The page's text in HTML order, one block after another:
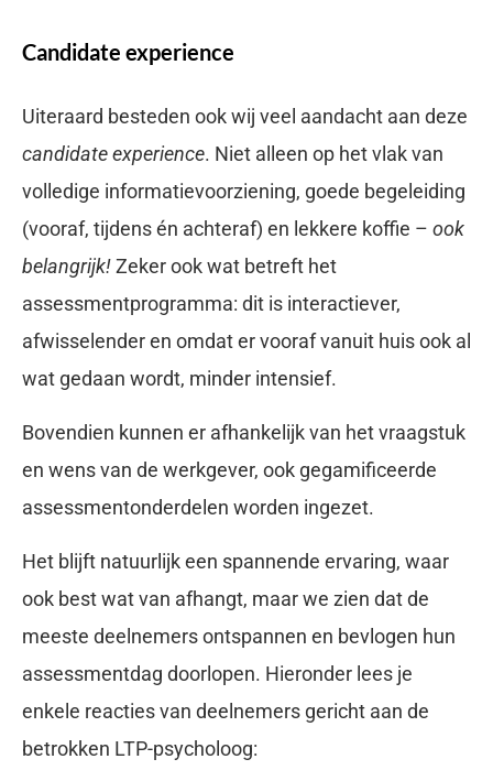
Candidate experience
Uiteraard besteden ook wij veel aandacht aan deze
candidate experience. Niet alleen op het vlak van
volledige informatievoorziening, goede begeleiding
(vooraf, tijdens én achteraf) en lekkere koffie – ook
belangrijk!Zeker ook wat betreft het
assessmentprogramma: dit is interactiever,
afwisselender en omdat er vooraf vanuit huis ook al
wat gedaan wordt, minder intensief.
Bovendien kunnen er afhankelijk van het vraagstuk
en wens van de werkgever, ook gegamificeerde
assessmentonderdelen worden ingezet.
Het blijft natuurlijk een spannende ervaring, waar
ook best wat van afhangt, maar we zien dat de
meeste deelnemers ontspannen en bevlogen hun
assessmentdag doorlopen. Hieronder lees je
enkele reacties van deelnemers gericht aan de
betrokken LTP-psycholoog: